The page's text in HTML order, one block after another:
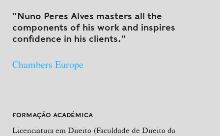
"Nuno Peres Alves masters all the
components of his work and inspires
confidence in his clients."
Chambers Europe
FORMAÇÃO ACADÉMICA
Licenciatura em Direito (Faculdade de Direito da